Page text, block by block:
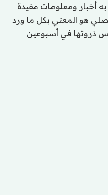
أخبار ومعلومات مفيدة
هو المعني بكل ما ورد
ذروتها في أسبوعين